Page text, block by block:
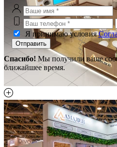
Я принимаю условия
Отправить
Спасибо!Мы получили ваше
ближайшее время.